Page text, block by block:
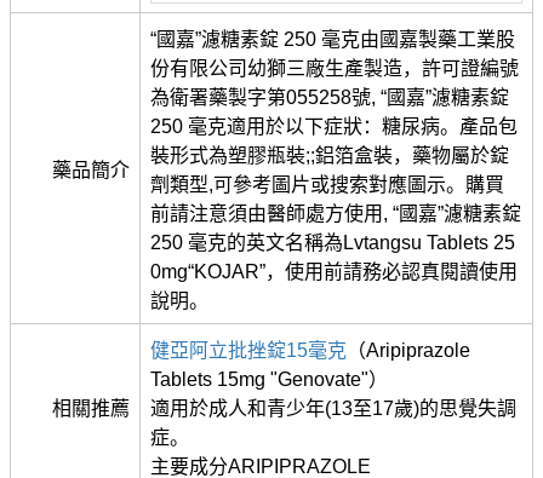
藥品簡介
“國嘉”濾糖素錠 250 毫克由國嘉製藥工業股
份有限公司幼獅三廠生產製造，許可證編號
為衛署藥製字第055258號, “國嘉”濾糖素錠
250 毫克適用於以下症狀：糖尿病。產品包
裝形式為塑膠瓶裝;;鋁箔盒裝，藥物屬於錠
劑類型,可參考圖片或搜索對應圖示。購買
前請注意須由醫師處方使用, “國嘉”濾糖素錠
250 毫克的英文名稱為Lvtangsu Tablets 25
0mg“KOJAR”，使用前請務必認真閱讀使用
說明。
相關推薦
健亞阿立批挫錠15毫克 （Aripiprazole
Tablets 15mg "Genovate"）
適用於成人和青少年(13至17歲)的思覺失調
症。
主要成分ARIPIPRAZOLE